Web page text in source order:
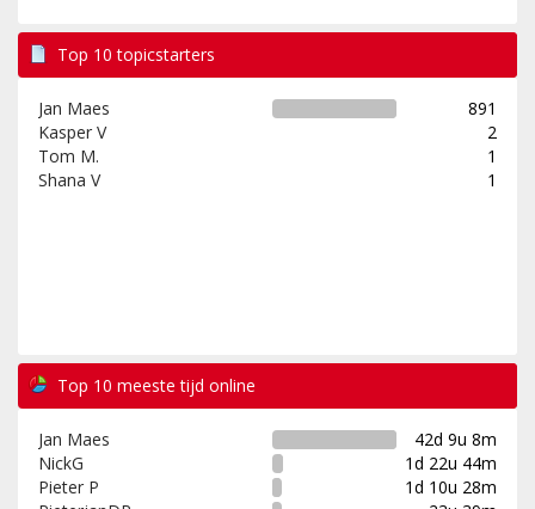
Top 10 topicstarters
Jan Maes
891
Kasper V
2
Tom M.
1
Shana V
1
Top 10 meeste tijd online
Jan Maes
42d 9u 8m
NickG
1d 22u 44m
Pieter P
1d 10u 28m